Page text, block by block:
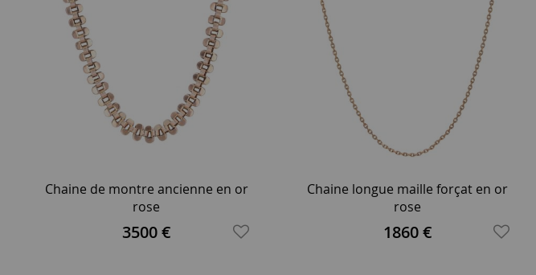
Chaine de montre ancienne en or
rose
3500 €
Chaine longue maille forçat en or
rose
1860 €